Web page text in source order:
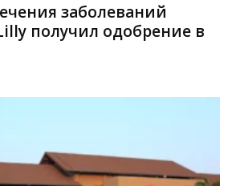
заболеваний
получил одобрение в